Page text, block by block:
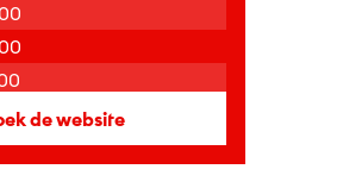
de website